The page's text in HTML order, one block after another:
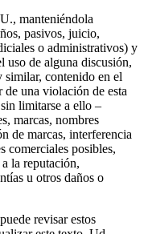
manteniéndola
pasivos, juicio,
o administrativos) y
uso de alguna discusión,
contenido en el
una violación de esta
limitarse a ello –
marcas, nombres
de marcas, interferencia
comerciales posibles,
la reputación,
u otros daños o
revisar estos